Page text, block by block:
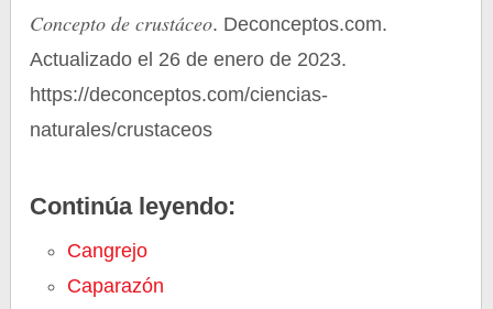
Concepto de crustáceo. Deconceptos.com.
Actualizado el 26 de enero de 2023.
https://deconceptos.com/ciencias-
naturales/crustaceos
Continúa leyendo:
Cangrejo
Caparazón